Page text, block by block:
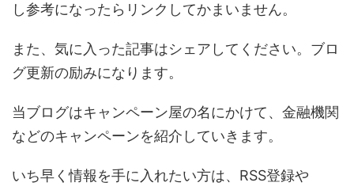
し参考になったらリンクしてかまいません。
また、気に入った記事はシェアしてください。ブロ
グ更新の励みになります。
当ブログはキャンペーン屋の名にかけて、金融機関
などのキャンペーンを紹介していきます。
いち早く情報を手に入れたい方は、RSS登録や